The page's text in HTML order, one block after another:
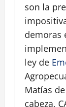
son la
demoras
ley de
Matías
cabeza,